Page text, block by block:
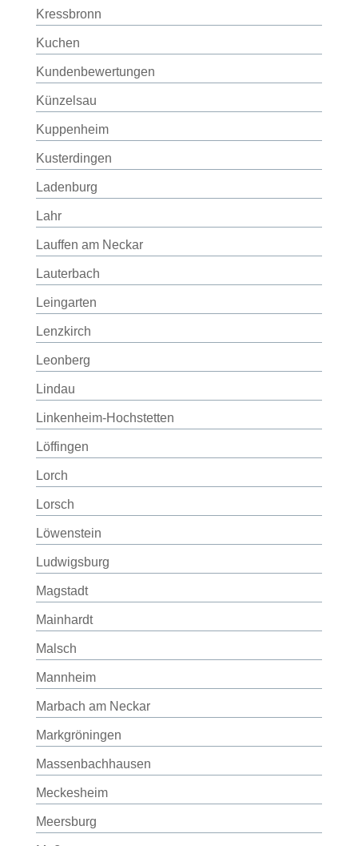
Kressbronn
Kuchen
Kundenbewertungen
Künzelsau
Kuppenheim
Kusterdingen
Ladenburg
Lahr
Lauffen am Neckar
Lauterbach
Leingarten
Lenzkirch
Leonberg
Lindau
Linkenheim-Hochstetten
Löffingen
Lorch
Lorsch
Löwenstein
Ludwigsburg
Magstadt
Mainhardt
Malsch
Mannheim
Marbach am Neckar
Markgröningen
Massenbachhausen
Meckesheim
Meersburg